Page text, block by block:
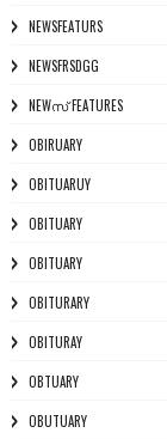
NEWSFEATURS
NEWSFRSDGG
NEWസ് FEATURES
OBIRUARY
OBITUARUY
OBITUARY
OBITUARY
OBITURARY
OBITURAY
OBTUARY
OBUTUARY